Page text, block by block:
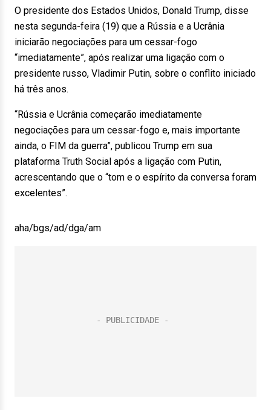
O presidente dos Estados Unidos, Donald Trump, disse
nesta segunda-feira (19) que a Rússia e a Ucrânia
iniciarão negociações para um cessar-fogo
“imediatamente”, após realizar uma ligação com o
presidente russo, Vladimir Putin, sobre o conflito iniciado
há três anos.
“Rússia e Ucrânia começarão imediatamente
negociações para um cessar-fogo e, mais importante
ainda, o FIM da guerra”, publicou Trump em sua
plataforma Truth Social após a ligação com Putin,
acrescentando que o “tom e o espírito da conversa foram
excelentes”.
aha/bgs/ad/dga/am